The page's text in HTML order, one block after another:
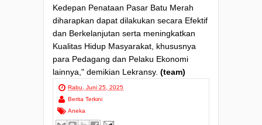
Kedepan Penataan Pasar Batu Merah
diharapkan dapat dilakukan secara Efektif
dan Berkelanjutan serta meningkatkan
Kualitas Hidup Masyarakat, khususnya
para Pedagang dan Pelaku Ekonomi
lainnya," demikian Lekransy. (team)
Rabu, Juni 25, 2025
Berita Terkini
Aneka